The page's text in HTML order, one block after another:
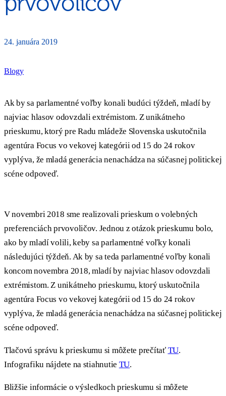
24. januára 2019
Blogy
Ak by sa parlamentné voľby konali budúci týždeň, mladí by
najviac hlasov odovzdali extrémistom. Z unikátneho
prieskumu, ktorý pre Radu mládeže Slovenska uskutočnila
agentúra Focus vo vekovej kategórii od 15 do 24 rokov
vyplýva, že mladá generácia nenachádza na súčasnej politickej
scéne odpoveď.
V novembri 2018 sme realizovali prieskum o volebných
preferenciách prvovoličov. Jednou z otázok prieskumu bolo,
ako by mladí volili, keby sa parlamentné voľky konali
následujúci týždeň. Ak by sa teda parlamentné voľby konali
koncom novembra 2018, mladí by najviac hlasov odovzdali
extrémistom. Z unikátneho prieskumu, ktorý uskutočnila
agentúra Focus vo vekovej kategórii od 15 do 24 rokov
vyplýva, že mladá generácia nenachádza na súčasnej politickej
scéne odpoveď.
Tlačovú správu k prieskumu si môžete prečítať TU.
Infografiku nájdete na stiahnutie TU.
Bližšie informácie o výsledkoch prieskumu si môžete